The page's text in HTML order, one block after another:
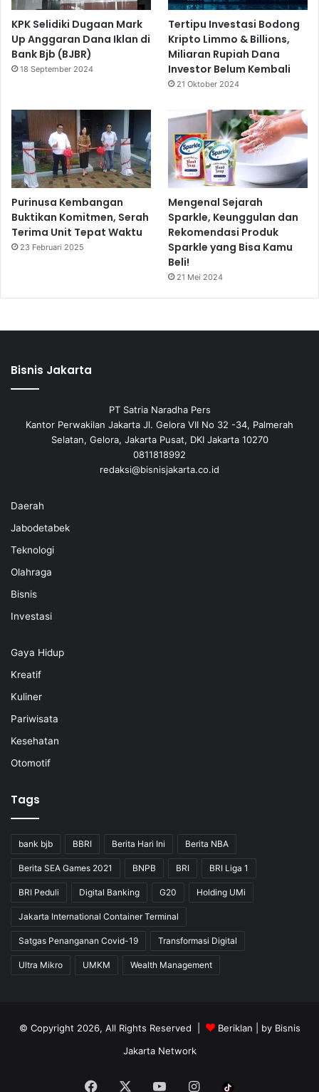
KPK Selidiki Dugaan Mark
Up Anggaran Dana Iklan di
Bank Bjb (BJBR)
18 September 2024
Tertipu Investasi Bodong
Kripto Limmo & Billions,
Miliaran Rupiah Dana
Investor Belum Kembali
21 Oktober 2024
Purinusa Kembangan
Buktikan Komitmen, Serah
Terima Unit Tepat Waktu
23 Februari 2025
Mengenal Sejarah
Sparkle, Keunggulan dan
Rekomendasi Produk
Sparkle yang Bisa Kamu
Beli!
21 Mei 2024
Bisnis Jakarta
PT Satria Naradha Pers
Kantor Perwakilan Jakarta Jl. Gelora VII No 32 -34, Palmerah
Selatan, Gelora, Jakarta Pusat, DKI Jakarta 10270
0811818992
redaksi@bisnisjakarta.co.id
Daerah
Jabodetabek
Teknologi
Olahraga
Bisnis
Investasi
Gaya Hidup
Kreatif
Kuliner
Pariwisata
Kesehatan
Otomotif
Tags
bank bjb BBRI Berita Hari Ini Berita NBA
Berita SEA Games 2021 BNPB BRI BRI Liga 1
BRI Peduli Digital Banking G20 Holding UMi
Jakarta International Container Terminal
Satgas Penanganan Covid-19 Transformasi Digital
Ultra Mikro UMKM Wealth Management
© Copyright 2026, All Rights Reserved | Beriklan | by Bisnis
Jakarta Network
Facebook YouTubeInstagram